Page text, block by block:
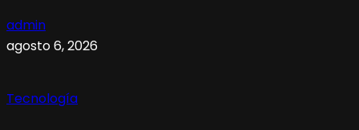
admin
agosto 6, 2026
Tecnología